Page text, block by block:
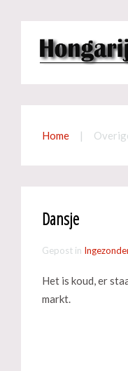
Home
Dansje
Gepost in
Het is koud, er
markt.